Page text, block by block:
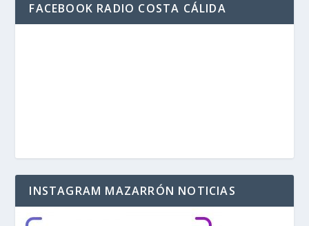
FACEBOOK RADIO COSTA CÁLIDA
INSTAGRAM MAZARRÓN NOTICIAS